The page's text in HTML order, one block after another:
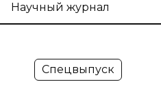
Научный журнал
Спецвыпуск